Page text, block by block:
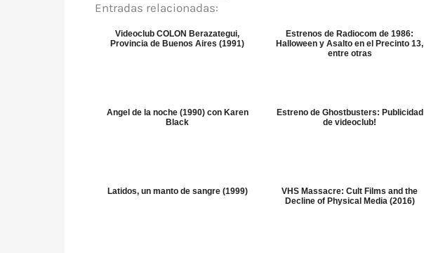
Entradas relacionadas:
Videoclub COLON Berazategui,
Provincia de Buenos Aires (1991)
Estrenos de Radiocom de 1986:
Halloween y Asalto en el Precinto 13,
entre otras
Angel de la noche (1990) con Karen
Black
Estreno de Ghostbusters: Publicidad
de videoclub!
Latidos, un manto de sangre (1999)
VHS Massacre: Cult Films and the
Decline of Physical Media (2016)